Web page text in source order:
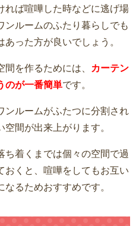
れば喧嘩した時などに逃げ場
ンルームのふたり暮らしでも
った方が良いでしょう。
を作るためには、
カーテン
のが一番簡単です。
ンルームがふたつに分割され
間が出来上がります。
ち着くまでは個々の空間で過
おくと、喧嘩をしてもお互い
るためおすすめです。